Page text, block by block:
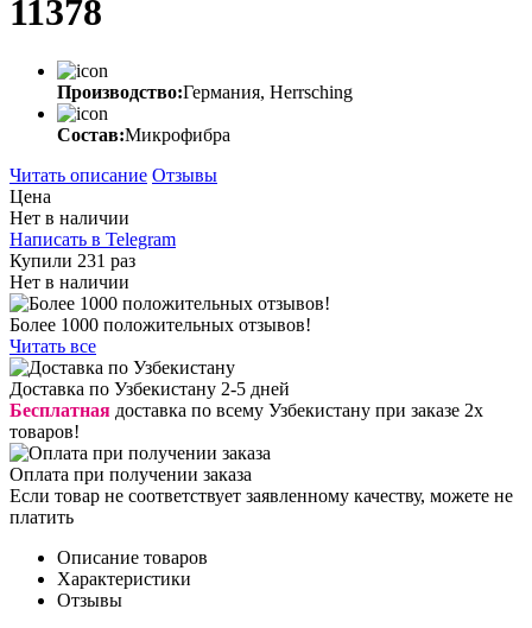
11378
Производство:Германия, Herrsching
Состав:Микрофибра
Читать описание Отзывы
Цена
Нет в наличии
Написать в Telegram
Купили 231 раз
Нет в наличии
Более 1000 положительных отзывов!
Читать все
Доставка по Узбекистану 2-5 дней
Бесплатная доставка по всему Узбекистану при заказе 2х
товаров!
Оплата при получении заказа
Если товар не соответствует заявленному качеству, можете не
платить
Описание товаров
Характеристики
Отзывы